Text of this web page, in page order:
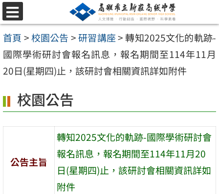
跳
至
主
要
內
區
選
單
首頁 >校園公告 >研習講座>轉知2025文化的軌跡-
國際學術研討會報名訊息，報名期間至114年11月
20日(星期四)止，該研討會相關資訊詳如附件
校園公告
公告主旨
轉知2025文化的軌跡-國際學術研討會
報名訊息，報名期間至114年11月20
日(星期四)止，該研討會相關資訊詳如
附件